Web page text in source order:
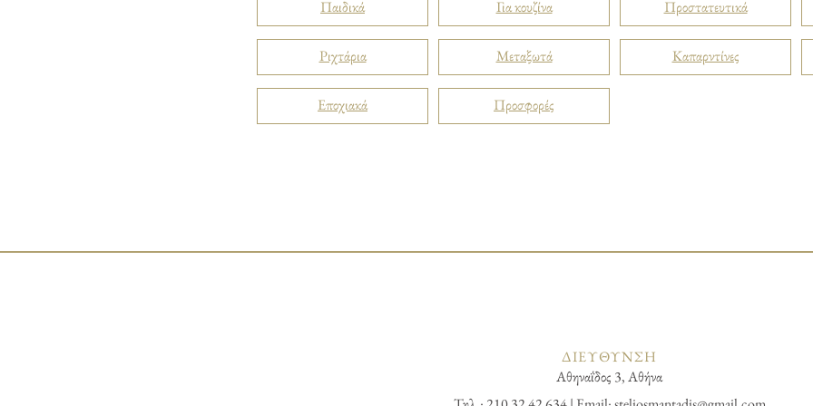
Παιδικά
Ριχτάρια
Εποχιακά
Για κουζίνα
Μεταξωτά
Προσφορές
Προστατευτικά
Καπαρντίνες
ΔΙΕΥΘΥΝΣΗ
Αθηναΐδος 3, Αθήνα